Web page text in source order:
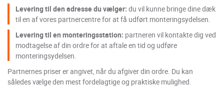
Levering til den adresse du vælger: du vil kunne bringe dine dæk
til en af vores partnercentre for at få udført monteringsydelsen.
Levering til en monteringsstation: partneren vil kontakte dig ved
modtagelse af din ordre for at aftale en tid og udføre
monteringsydelsen.
Partnernes priser er angivet, når du afgiver din ordre. Du kan
således vælge den mest fordelagtige og praktiske mulighed.